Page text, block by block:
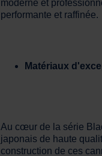
moderne et
performante et raffinée.
Matériaux
Au cœur de la série
japonais de haute
construction de ces